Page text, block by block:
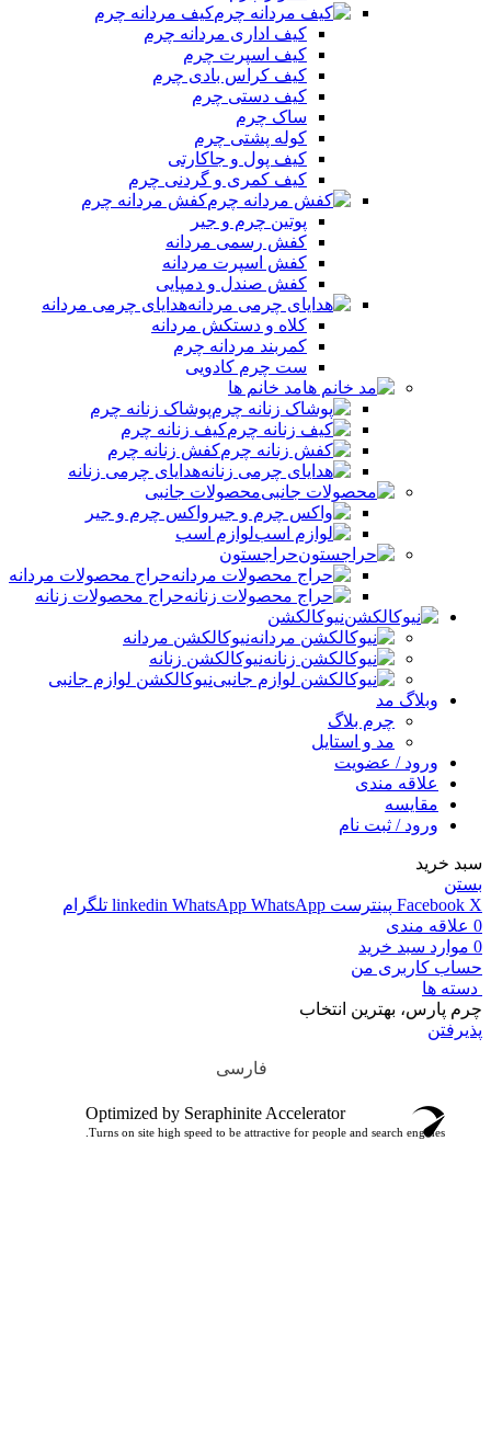
کیف مردانه چرم
کیف اداری مردانه چرم
کیف اسپرت چرم
کیف کراس بادی چرم
کیف دستی چرم
ساک چرم
کوله پشتی چرم
کیف پول و جاکارتی
کیف کمری و گردنی چرم
کفش مردانه چرم
پوتین چرم و جیر
کفش رسمی مردانه
کفش اسپرت مردانه
کفش صندل و دمپایی
هدایای چرمی مردانه
کلاه و دستکش مردانه
کمربند مردانه چرم
ست چرم کادویی
مد خانم ها
پوشاک زنانه چرم
کیف زنانه چرم
کفش زنانه چرم
هدایای چرمی زنانه
محصولات جانبی
واکس چرم و جیر
لوازم اسب
حراجستون
حراج محصولات مردانه
حراج محصولات زنانه
نیوکالکشن
نیوکالکشن مردانه
نیوکالکشن زنانه
نیوکالکشن لوازم جانبی
وبلاگ مد
چرم بلاگ
مد و استایل
ورود / عضویت
علاقه مندی
مقایسه
ورود / ثبت نام
سبد خرید
بستن
Facebook X پینترست linkedin WhatsApp WhatsApp
تلگرام
0 علاقه مندی
0 موارد سبد خرید
حساب کاربری من
دسته ها
چرم پارس، بهترین انتخاب
پذیرفتن
فارسی
Optimized by Seraphinite Accelerator
Turns on site high speed to be attractive for people and search engines.